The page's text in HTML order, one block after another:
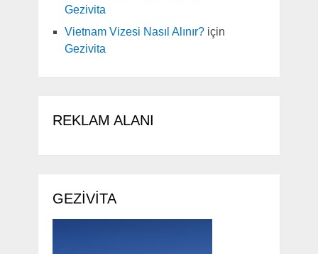
Gezivita
Vietnam Vizesi Nasıl Alınır?için
Gezivita
REKLAM ALANI
GEZIVITA